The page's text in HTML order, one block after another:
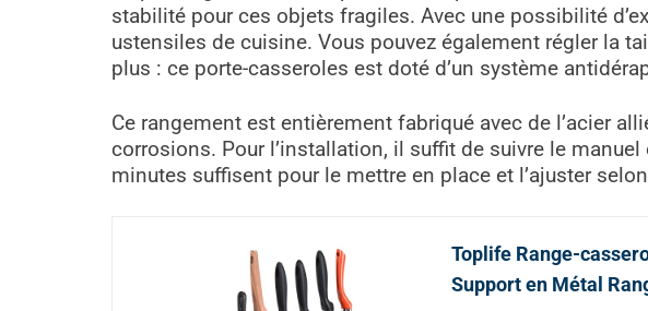
stabilité pour ces objets fragiles. Avec une possibilité
ustensiles de cuisine. Vous pouvez également régler la
plus : ce porte-casseroles est doté d’un système
Ce rangement est entièrement fabriqué avec de l’acier
corrosions. Pour l’installation, il suffit de suivre le
minutes suffisent pour le mettre en place et l’ajuster
Toplife Range-
Support en Métal